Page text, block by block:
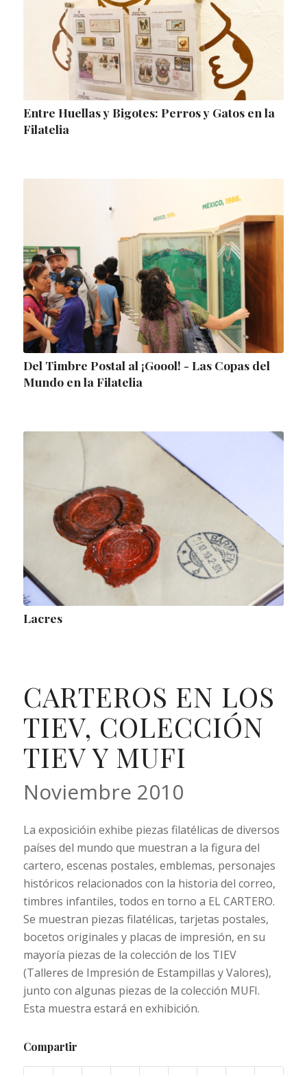
Entre Huellas y Bigotes: Perros y Gatos en la
Filatelia
Del Timbre Postal al ¡Goool! - Las Copas del
Mundo en la Filatelia
Lacres
CARTEROS EN LOS
TIEV, COLECCIÓN
TIEV Y MUFI
Noviembre 2010
La exposicióin exhibe piezas filatélicas de diversos
países del mundo que muestran a la figura del
cartero, escenas postales, emblemas, personajes
históricos relacionados con la historia del correo,
timbres infantiles, todos en torno a EL CARTERO.
Se muestran piezas filatélicas, tarjetas postales,
bocetos originales y placas de impresión, en su
mayoría piezas de la colección de los TIEV
(Talleres de Impresión de Estampillas y Valores),
junto con algunas piezas de la colección MUFI.
Esta muestra estará en exhibición.
Compartir